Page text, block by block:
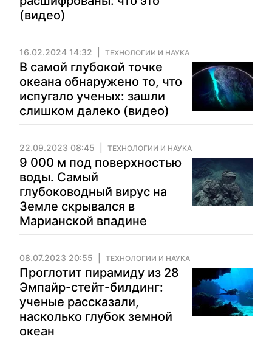
(видео)
16.02.2024 14:32 ТЕХНОЛОГИИ И НАУКА
В самой глубокой точке
океана обнаружено то, что
испугало ученых: зашли
слишком далеко (видео)
22.09.2023 08:45 ТЕХНОЛОГИИ И НАУКА
9 000 м под поверхностью
воды. Самый
глубоководный вирус на
Земле скрывался в
Марианской впадине
08.07.2023 20:55 ТЕХНОЛОГИИ И НАУКА
Проглотит пирамиду из 28
Эмпайр-стейт-билдинг:
ученые рассказали,
насколько глубок земной
океан